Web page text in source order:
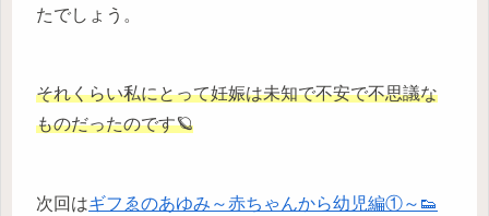
たでしょう。
それくらい私にとって妊娠は未知で不安で不思議な
ものだったのです🪐
次回はギフゑのあゆみ～赤ちゃんから幼児編①～👟